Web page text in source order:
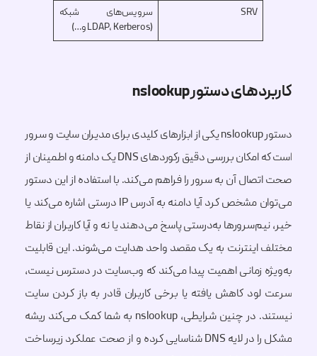
SRV
سرویس‌های شبکه
(LDAP, Kerberos و…)
کاربردهای دستور nslookup
دستور nslookup یکی از ابزارهای کلیدی برای مدیران سایت و سرور
است که امکان بررسی دقیق رکوردهای DNS یک دامنه و اطمینان از
صحت اتصال آن به سرور را فراهم می‌کند. با استفاده از این دستور
می‌توان مشخص کرد آیا دامنه به آدرس IP درستی اشاره می‌کند یا
خیر، نیم‌سرورها به‌درستی پاسخ می‌دهند یا نه و آیا کاربران از نقاط
مختلف اینترنت به یک مقصد واحد هدایت می‌شوند. این قابلیت
به‌ویژه زمانی اهمیت پیدا می‌کند که وب‌سایت در دسترس نیست،
سرعت لود کاهش یافته یا برخی کاربران قادر به باز کردن سایت
نیستند. در چنین شرایطی، nslookup به شما کمک می‌کند ریشه
مشکل را در لایه DNS شناسایی کرده و از صحت عملکرد زیرساخت